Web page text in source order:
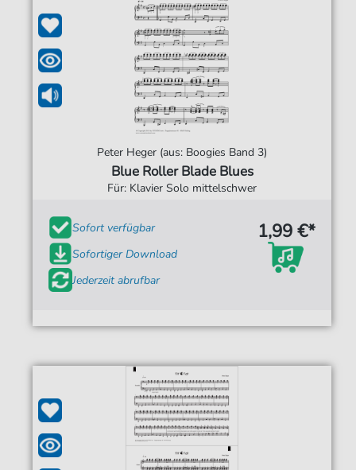
Peter Heger (aus: Boogies Band 3)
Blue Roller Blade Blues
Für: Klavier Solo mittelschwer
Sofort verfügbar
Sofortiger Download
Jederzeit abrufbar
1,99 €*